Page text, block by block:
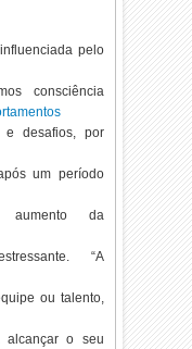
pelo
consciência
e desafios, por
um período
aumento da
“A
ou talento,
alcançar o seu